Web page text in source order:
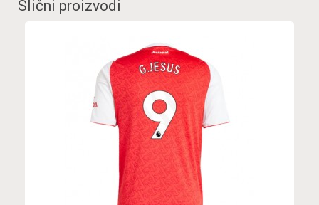
Slični proizvodi